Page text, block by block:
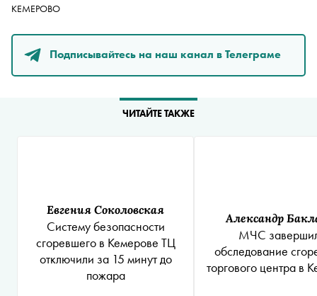
КЕМЕРОВО
Подписывайтесь на наш канал в Телеграме
ЧИТАЙТЕ ТАКЖЕ
Евгения Соколовская
Систему безопасности
сгоревшего в Кемерове ТЦ
отключили за 15 минут до
пожара
Александр
МЧС
обследование
торгового центра в